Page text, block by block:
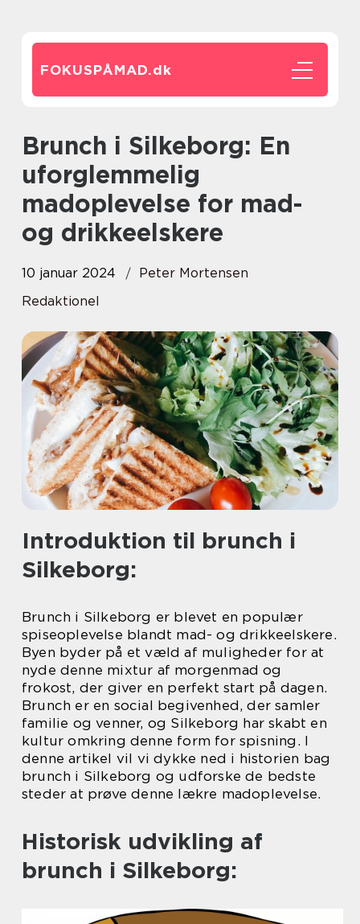
FOKUSPÅMAD.dk
Brunch i Silkeborg: En
uforglemmelig
madoplevelse for mad-
og drikkeelskere
10 januar 2024
Peter Mortensen
Redaktionel
Introduktion til brunch i
Silkeborg:
Brunch i Silkeborg er blevet en populær
spiseoplevelse blandt mad- og drikkeelskere.
Byen byder på et væld af muligheder for at
nyde denne mixtur af morgenmad og
frokost, der giver en perfekt start på dagen.
Brunch er en social begivenhed, der samler
familie og venner, og Silkeborg har skabt en
kultur omkring denne form for spisning. I
denne artikel vil vi dykke ned i historien bag
brunch i Silkeborg og udforske de bedste
steder at prøve denne lækre madoplevelse.
Historisk udvikling af
brunch i Silkeborg: